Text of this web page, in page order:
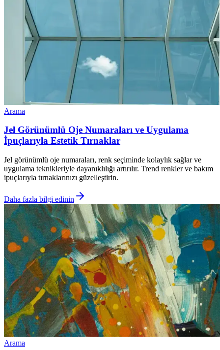
Arama
Jel Görünümlü Oje Numaraları ve Uygulama
İpuçlarıyla Estetik Tırnaklar
Jel görünümlü oje numaraları, renk seçiminde kolaylık sağlar ve
uygulama teknikleriyle dayanıklılığı artırılır. Trend renkler ve bakım
ipuçlarıyla tırnaklarınızı güzelleştirin.
Daha fazla bilgi edinin
Arama